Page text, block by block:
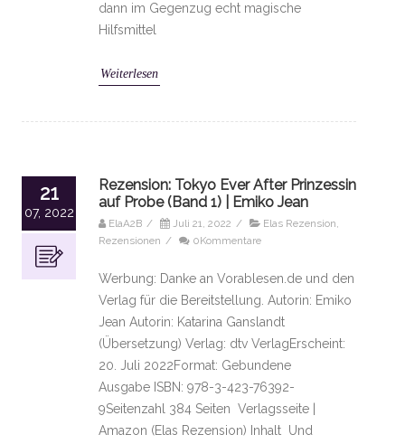
dann im Gegenzug echt magische
Hilfsmittel
Weiterlesen
21
07, 2022
Rezension: Tokyo Ever After Prinzessin
auf Probe (Band 1) | Emiko Jean
ElaA2B / Juli 21, 2022 / Elas Rezension,
Rezensionen / 0Kommentare
Werbung: Danke an Vorablesen.de und den
Verlag für die Bereitstellung. Autorin: Emiko
Jean Autorin: Katarina Ganslandt
(Übersetzung) Verlag: dtv VerlagErscheint:
20. Juli 2022Format: Gebundene
Ausgabe ISBN: 978-3-423-76392-
9Seitenzahl 384 Seiten Verlagsseite |
Amazon (Elas Rezension) Inhalt Und